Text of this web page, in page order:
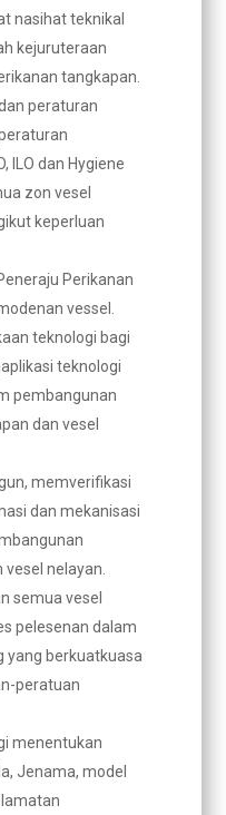
nasihat teknikal
kejuruteraan
tangkapan.
peraturan
ILO dan Hygiene
zon vesel
keperluan
Perikanan
vessel.
teknologi bagi
teknologi
pembangunan
dan vesel
memverifikasi
dan mekanisasi
nelayan.
semua vesel
pelesenan dalam
yang berkuatkuasa
peratuan
menentukan
Jenama, model